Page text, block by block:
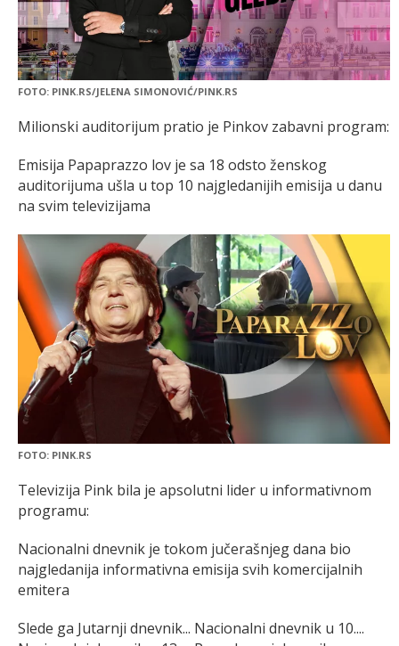
FOTO: PINK.RS/JELENA SIMONOVIĆ/PINK.RS
Milionski auditorijum pratio je Pinkov zabavni program:
Emisija Papaprazzo lov je sa 18 odsto ženskog
auditorijuma ušla u top 10 najgledanijih emisija u danu
na svim televizijama
FOTO: PINK.RS
Televizija Pink bila je apsolutni lider u informativnom
programu:
Nacionalni dnevnik je tokom jučerašnjeg dana bio
najgledanija informativna emisija svih komercijalnih
emitera
Slede ga Jutarnji dnevnik... Nacionalni dnevnik u 10....